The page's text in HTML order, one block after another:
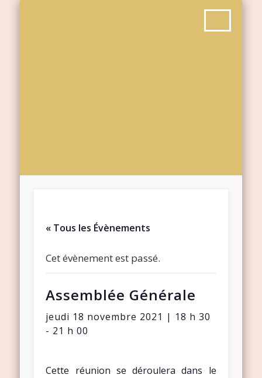
« Tous les Évènements
Cet évènement est passé.
Assemblée Générale
jeudi 18 novembre 2021 | 18 h 30
- 21 h 00
Cette réunion se déroulera dans le